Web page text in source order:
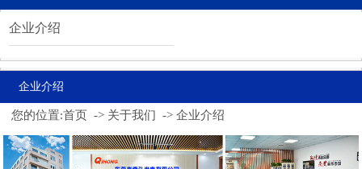
企业介绍
企业介绍
您的位置:首页 -> 关于我们 ->企业介绍